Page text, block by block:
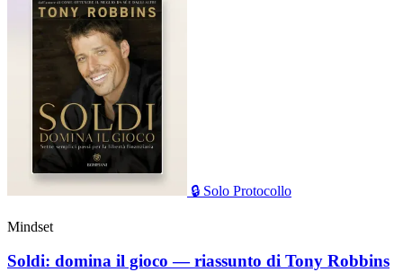
🔒 Solo Protocollo
Mindset
Soldi: domina il gioco — riassunto di Tony Robbins